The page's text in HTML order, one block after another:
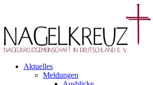
Aktuelles
Meldungen